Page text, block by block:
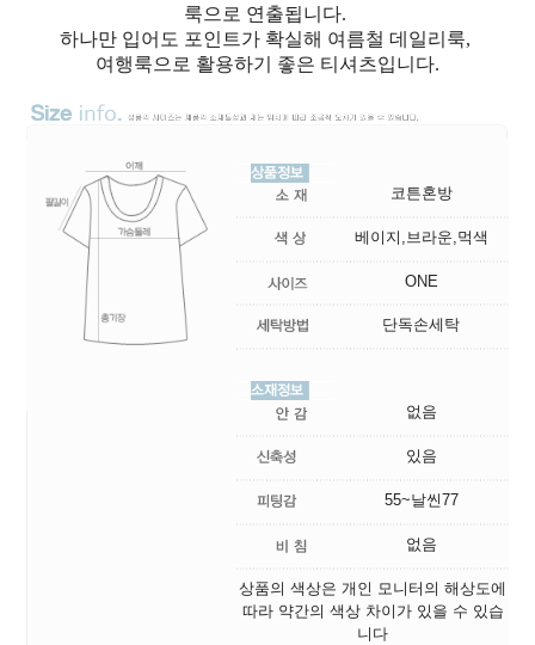
룩으로 연출됩니다.
하나만 입어도 포인트가 확실해 여름철 데일리룩,
여행룩으로 활용하기 좋은 티셔츠입니다.
코튼혼방
베이지,브라운,먹색
ONE
단독손세탁
없음
있음
55~날씬77
없음
상품의 색상은 개인 모니터의 해상도에
따라 약간의 색상 차이가 있을 수 있습
니다